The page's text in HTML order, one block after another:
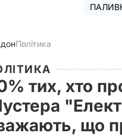
Політика
тих, хто
що